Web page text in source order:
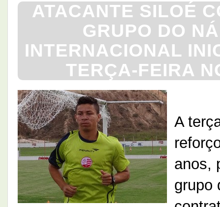
ATACANTE SILOÉ
GRUPO DO
INTERNACIONAL
TERÇA-FEIRA
A
anos,
grupo